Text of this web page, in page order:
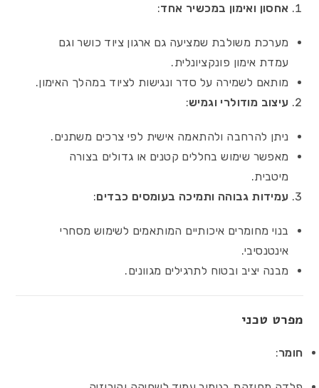
אחסון ואימון במכשיר אחד:
מערכת משולבת שמציעה גם ארגון ציוד כושר וגם
עמדת אימון פונקציונלית.
מותאם לשמירה על סדר ונגישות לציוד במהלך האימון.
עיצוב מודולרי וגמיש:
ניתן להרחבה ולהתאמה אישית לפי צרכים משתנים.
מאפשר שימוש בחללים קטנים או גדולים בצורה
מיטבית.
עמידות גבוהה ותמיכה בעומסים כבדים:
בנוי מחומרים איכותיים המותאמים לשימוש מסחרי
אינטנסיבי.
מבנה יציב ובטוח לתרגילים מגוונים.
מפרט טכני
חומר: